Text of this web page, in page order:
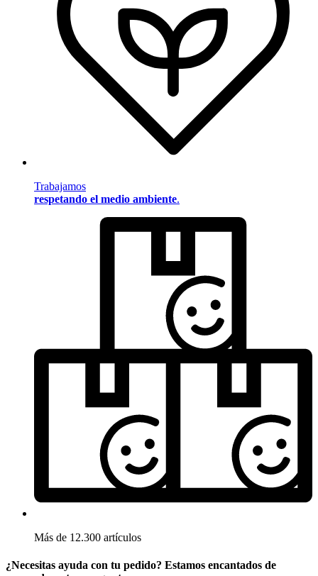
Trabajamos
respetando el medio ambiente.
Más de 12.300 artículos
¿Necesitas ayuda con tu pedido? Estamos encantados de